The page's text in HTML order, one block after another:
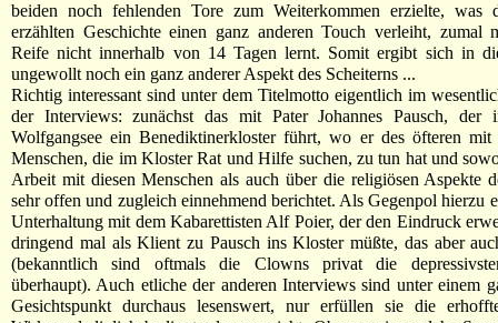
beiden noch fehlenden Tore zum Weiterkommen erzielte, was
erzählten Geschichte einen ganz anderen Touch verleiht, zumal
Reife nicht innerhalb von 14 Tagen lernt. Somit ergibt sich in
ungewollt noch ein ganz anderer Aspekt des Scheiterns ...
Richtig interessant sind unter dem Titelmotto eigentlich im
der Interviews: zunächst das mit Pater Johannes Pausch,
Wolfgangsee ein Benediktinerkloster führt, wo er des öfteren mit
Menschen, die im Kloster Rat und Hilfe suchen, zu tun hat und
Arbeit mit diesen Menschen als auch über die religiösen Aspekte
sehr offen und zugleich einnehmend berichtet. Als Gegenpol hierzu
Unterhaltung mit dem Kabarettisten Alf Poier, der den Eindruck
dringend mal als Klient zu Pausch ins Kloster müßte, das aber
(bekanntlich sind oftmals die Clowns privat die
überhaupt). Auch etliche der anderen Interviews sind unter einem
Gesichtspunkt durchaus lesenswert, nur erfüllen sie die